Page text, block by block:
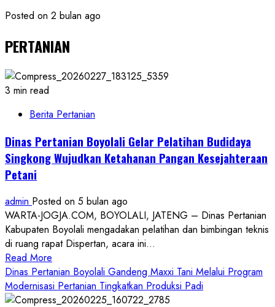
Posted on 2 bulan ago
PERTANIAN
3 min read
Berita Pertanian
Dinas Pertanian Boyolali Gelar Pelatihan Budidaya
Singkong Wujudkan Ketahanan Pangan Kesejahteraan
Petani
admin Posted on 5 bulan ago
WARTA-JOGJA.COM, BOYOLALI, JATENG – Dinas Pertanian
Kabupaten Boyolali mengadakan pelatihan dan bimbingan teknis
di ruang rapat Dispertan, acara ini...
Read More
more
about
Dinas
Dinas Pertanian Boyolali Gandeng Maxxi Tani Melalui Program
Modernisasi Pertanian Tingkatkan Produksi Padi